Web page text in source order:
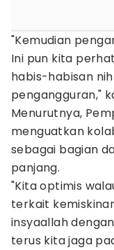
"Kemudian
Ini pun kita
habis-habisan
pengangguran,"
Menurutnya,
menguatkan
sebagai bagian
panjang.
"Kita optimis
terkait
insyaallah
terus kita jaga